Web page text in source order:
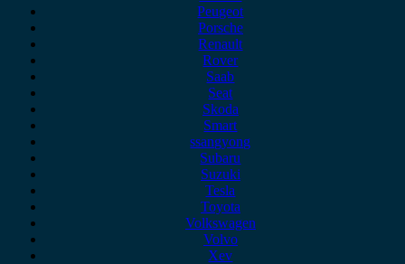
Peugeot
Porsche
Renault
Rover
Saab
Seat
Skoda
Smart
ssangyong
Subaru
Suzuki
Tesla
Toyota
Volkswagen
Volvo
Xev